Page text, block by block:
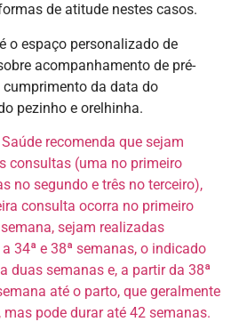
de atitude nestes casos.
o espaço personalizado de
acompanhamento de pré-
da data do
pezinho e orelhinha.
recomenda que sejam
consultas (uma no primeiro
no segundo e três no terceiro),
consulta ocorra no primeiro
sejam realizadas
34ª e 38ª semanas, o indicado
duas semanas e, a partir da 38ª
até o parto, que geralmente
pode durar até 42 semanas.